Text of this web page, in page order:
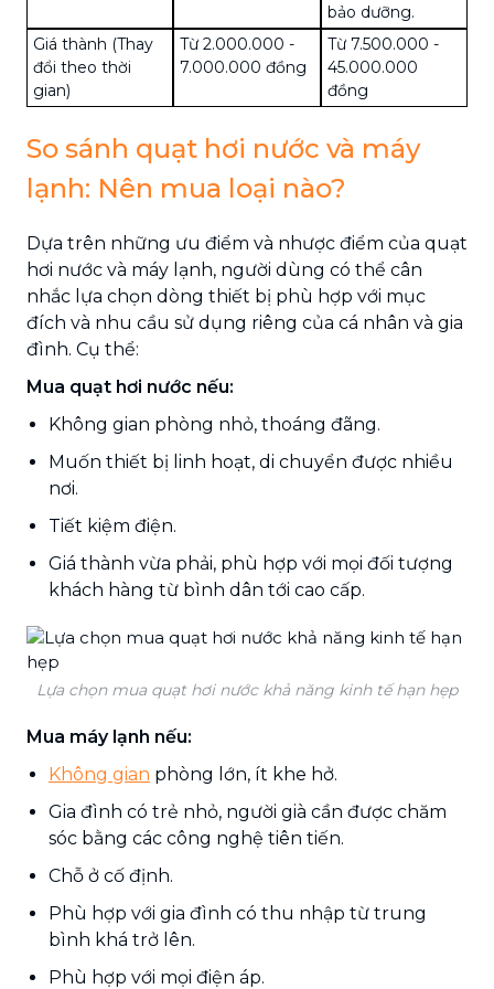
bảo dưỡng.
Giá thành (Thay
đổi theo thời
gian)
Từ 2.000.000 -
7.000.000 đồng
Từ 7.500.000 -
45.000.000
đồng
So sánh quạt hơi nước và máy
lạnh: Nên mua loại nào?
Dựa trên những ưu điểm và nhược điểm của quạt
hơi nước và máy lạnh, người dùng có thể cân
nhắc lựa chọn dòng thiết bị phù hợp với mục
đích và nhu cầu sử dụng riêng của cá nhân và gia
đình. Cụ thể:
Mua quạt hơi nước nếu:
Không gian phòng nhỏ, thoáng đãng.
Muốn thiết bị linh hoạt, di chuyển được nhiều
nơi.
Tiết kiệm điện.
Giá thành vừa phải, phù hợp với mọi đối tượng
khách hàng từ bình dân tới cao cấp.
Lựa chọn mua quạt hơi nước khả năng kinh tế hạn hẹp
Mua máy lạnh nếu:
Không gian phòng lớn, ít khe hở.
Gia đình có trẻ nhỏ, người già cần được chăm
sóc bằng các công nghệ tiên tiến.
Chỗ ở cố định.
Phù hợp với gia đình có thu nhập từ trung
bình khá trở lên.
Phù hợp với mọi điện áp.